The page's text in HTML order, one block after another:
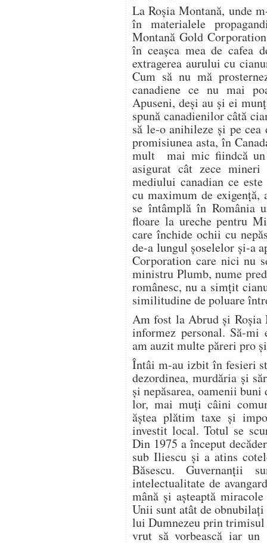
La Roşia Montană, unde
în materialele
Montană Gold
în ceaşca mea de cafea
extragerea aurului cu
Cum să nu mă
canadiene ce nu mai
Apuseni, deşi au şi ei
spună canadienilor câtă
să le-o anihileze şi pe
promisiunea asta, în
mult mai mic fiindcă un
asigurat cât zece
mediului canadian ce
cu maximum de exigenţă,
se întâmplă în România
floare la ureche pentru
care închide ochii cu
de-a lungul şoselelor şi-a
Corporation care nici nu
ministru Plumb, nume
românesc, nu a simțit
similitudine de poluare
Am fost la Abrud şi Roşia
informez personal. Să-
am auzit multe păreri pro
Întâi m-au izbit în fesieri
dezordinea, murdăria şi
şi nepăsarea, oamenii
lor, mai muţi câini
ăştea plătim taxe şi
investit local. Totul se
Din 1975 a început
sub Iliescu şi a atins
Băsescu. Guvernanţii
intelectualitate de
mână şi aşteaptă
Unii sunt atât de
lui Dumnezeu prin
vrut să vorbească iar un